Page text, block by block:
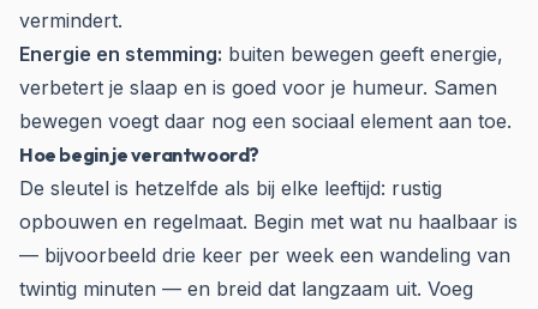
vermindert.
Energie en stemming: buiten bewegen geeft energie,
verbetert je slaap en is goed voor je humeur. Samen
bewegen voegt daar nog een sociaal element aan toe.
Hoe begin je verantwoord?
De sleutel is hetzelfde als bij elke leeftijd: rustig
opbouwen en regelmaat. Begin met wat nu haalbaar is
— bijvoorbeeld drie keer per week een wandeling van
twintig minuten — en breid dat langzaam uit. Voeg